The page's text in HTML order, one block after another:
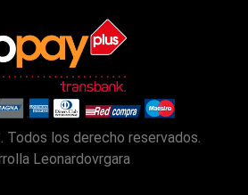
los derecho reservados.
Leonardovrgara